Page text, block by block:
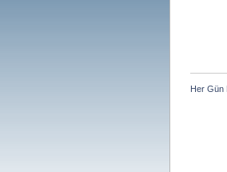
Her Gün